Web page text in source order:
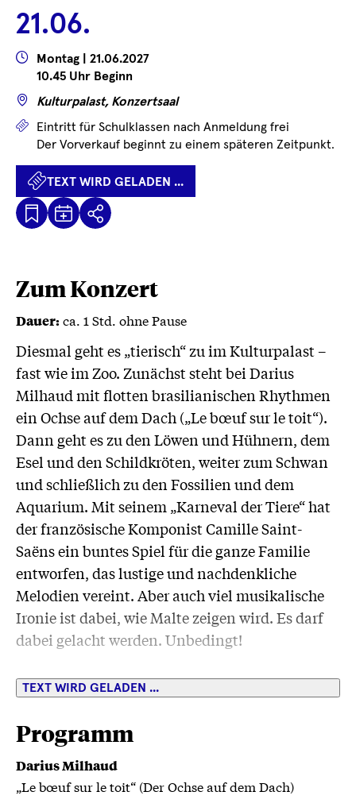
...
21.06.
Wann
Montag | 21.06.2027
10.45 Uhr Beginn
WoKulturpalast, Konzertsaal
Preise
Eintritt für Schulklassen nach Anmeldung frei
Der Vorverkauf beginnt zu einem späteren Zeitpunkt.
TEXT WIRD GELADEN ...
TextKalenderdatei
Teilen
Zum Konzert
Dauer:ca. 1 Std. ohne Pause
Diesmal geht es „tierisch“ zu im Kulturpalast –
fast wie im Zoo. Zunächst steht bei Darius
Milhaud mit flotten brasilianischen Rhythmen
ein Ochse auf dem Dach („Le bœuf sur le toit“).
Dann geht es zu den Löwen und Hühnern, dem
Esel und den Schildkröten, weiter zum Schwan
und schließlich zu den Fossilien und dem
Aquarium. Mit seinem „Karneval der Tiere“ hat
der französische Komponist Camille Saint-
Saëns ein buntes Spiel für die ganze Familie
entworfen, das lustige und nachdenkliche
Melodien vereint. Aber auch viel musikalische
Ironie ist dabei, wie Malte zeigen wird. Es darf
dabei gelacht werden. Unbedingt!
Klassen 1–5
TEXT WIRD GELADEN ...
Programm
Darius Milhaud
„Le bœuf sur le toit“ (Der Ochse auf dem Dach)